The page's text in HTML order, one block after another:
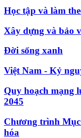
Học tập và làm
Xây dựng và bảo
Đời sống xanh
Việt Nam - Kỷ
Quy hoạch mạng
2045
Chương trình
hóa